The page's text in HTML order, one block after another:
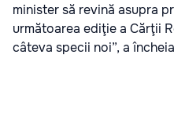
minister să revină asupra
următoarea ediţie a Cărţii
câteva specii noi”, a